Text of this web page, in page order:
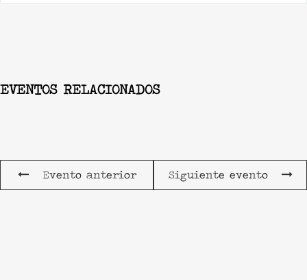
EVENTOS RELACIONADOS
Evento anterior Siguiente evento